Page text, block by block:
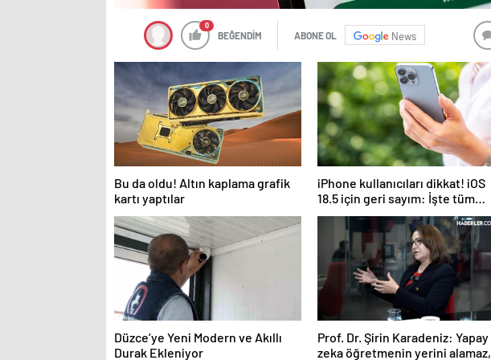
0
BEĞENDİM ABONE OL News
Bu da oldu! Altın kaplama grafik
kartı yaptılar
iPhone kullanıcıları dikkat! iOS
18.5 için geri sayım: İşte tüm
detaylar…
Düzce’ye Yeni Modern ve Akıllı
Durak Ekleniyor
Prof. Dr. Şirin Karadeniz: Yapay
zeka öğretmenin yerini alamaz,